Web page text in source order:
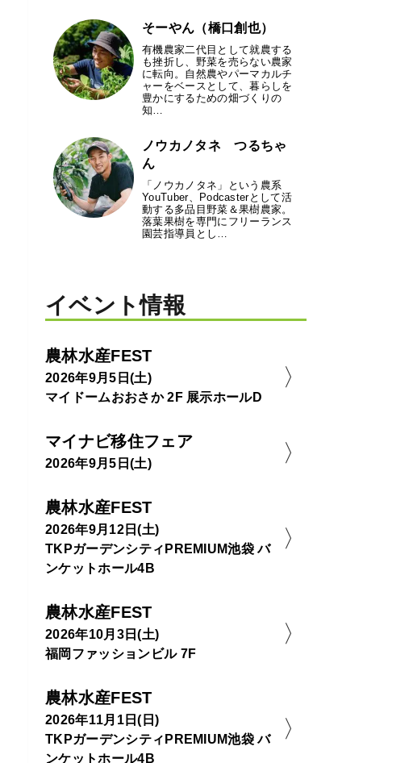
そーやん（橋口創也）
有機農家二代目として就農する
も挫折し、野菜を売らない農家
に転向。自然農やパーマカルチ
ャーをベースとして、暮らしを
豊かにするための畑づくりの
知…
ノウカノタネ つるちゃ
ん
「ノウカノタネ」という農系
YouTuber、Podcasterとして活
動する多品目野菜＆果樹農家。
落葉果樹を専門にフリーランス
園芸指導員とし…
イベント情報
農林水産FEST
2026年9月5日(土)
マイドームおおさか 2F 展示ホールD
マイナビ移住フェア
2026年9月5日(土)
農林水産FEST
2026年9月12日(土)
TKPガーデンシティPREMIUM池袋 バ
ンケットホール4B
農林水産FEST
2026年10月3日(土)
福岡ファッションビル 7F
農林水産FEST
2026年11月1日(日)
TKPガーデンシティPREMIUM池袋 バ
ンケットホール4B